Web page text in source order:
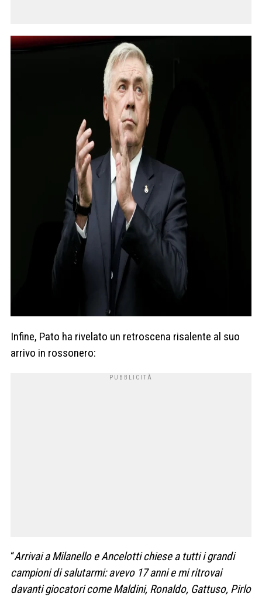
Infine, Pato ha rivelato un retroscena risalente al suo
arrivo in rossonero:
“Arrivai a Milanello e Ancelotti chiese a tutti i grandi
campioni di salutarmi: avevo 17 anni e mi ritrovai
davanti giocatori come Maldini, Ronaldo, Gattuso, Pirlo